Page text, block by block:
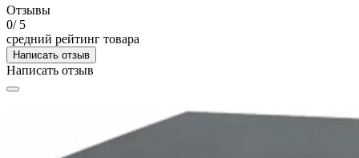
Отзывы
0/ 5
средний рейтинг товара
Написать отзыв
Написать отзыв